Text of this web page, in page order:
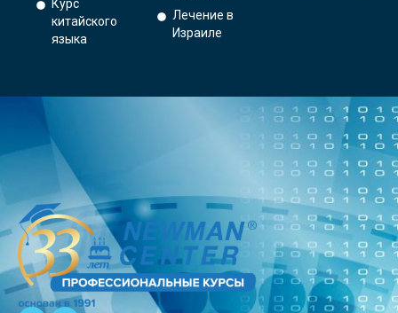
Курс
китайского
языка
Лечение в
Израиле